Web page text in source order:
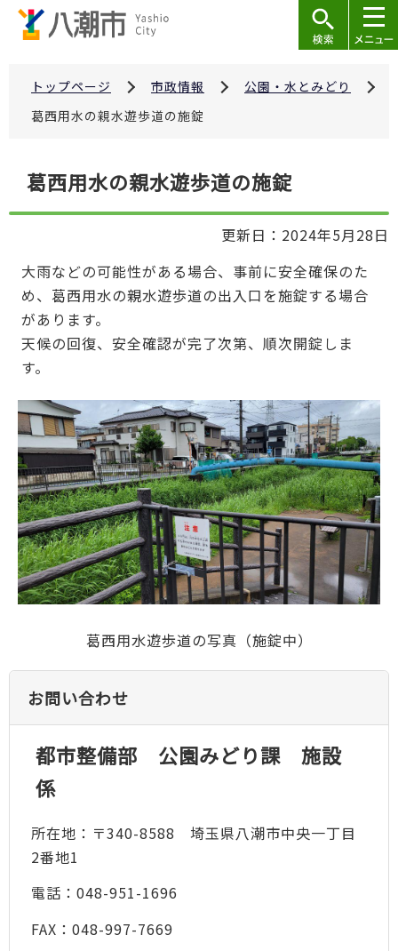
トップページ 市政情報
公園・水とみどり
葛西用水の親水遊歩道の施錠
こ
ら
葛西用水の親水遊歩道の施錠
更新日：2024年5月28日
大雨などの可能性がある場合、事前に安全確保のた
め、葛西用水の親水遊歩道の出入口を施錠する場合
があります。
天候の回復、安全確認が完了次第、順次開錠しま
す。
葛西用水遊歩道の写真（施錠中）
お問い合わせ
都市整備部 公園みどり課 施設
係
所在地：〒340-8588 埼玉県八潮市中央一丁目
2番地1
電話：048-951-1696
FAX：048-997-7669